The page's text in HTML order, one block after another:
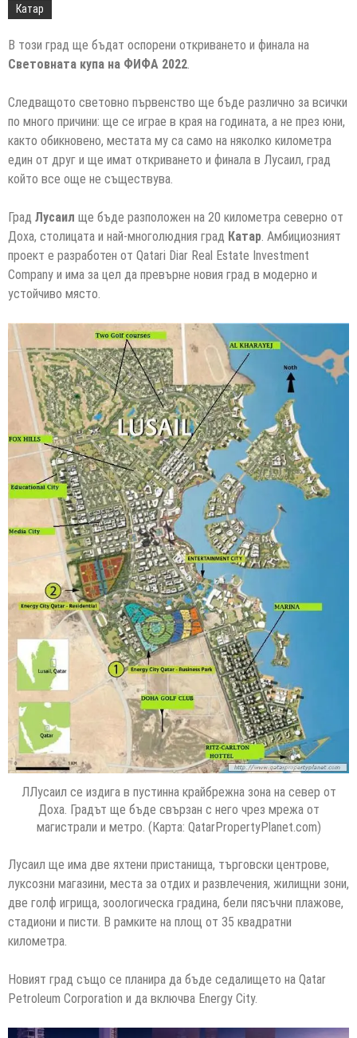
Катар
В този град ще бъдат оспорени откриването и финала на
Световната купа на ФИФА 2022.
Следващото световно първенство ще бъде различно за всички
по много причини: ще се играе в края на годината, а не през юни,
както обикновено, местата му са само на няколко километра
един от друг и ще имат откриването и финала в Лусаил, град
който все още не съществува.
Град Лусаил ще бъде разположен на 20 километра северно от
Доха, столицата и най-многолюдния град Катар. Амбициозният
проект е разработен от Qatari Diar Real Estate Investment
Company и има за цел да превърне новия град в модерно и
устойчиво място.
ЛЛусаил се издига в пустинна крайбрежна зона на север от
Доха. Градът ще бъде свързан с него чрез мрежа от
магистрали и метро. (Карта: QatarPropertyPlanet.com)
Лусаил ще има две яхтени пристанища, търговски центрове,
луксозни магазини, места за отдих и развлечения, жилищни зони,
две голф игрища, зоологическа градина, бели пясъчни плажове,
стадиони и писти. В рамките на площ от 35 квадратни
километра.
Новият град също се планира да бъде седалището на Qatar
Petroleum Corporation и да включва Energy City.